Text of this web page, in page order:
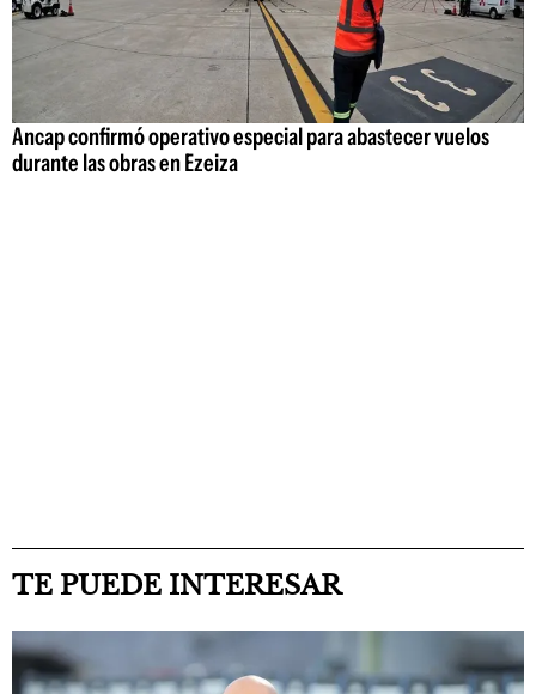
Ancap confirmó operativo especial para abastecer vuelos
durante las obras en Ezeiza
TE PUEDE INTERESAR